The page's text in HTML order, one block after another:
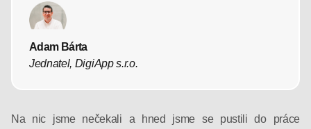
Adam Bárta
Jednatel, DigiApp s.r.o.
Na nic jsme nečekali a hned jsme se pustili do práce